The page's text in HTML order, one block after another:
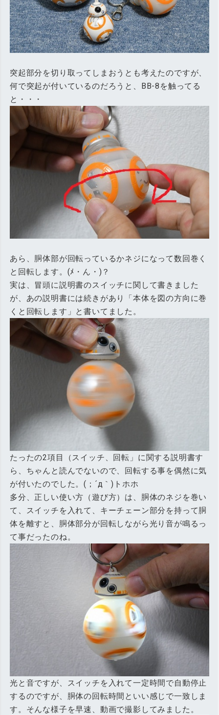
突起部分を切り取ってしまおうとも考えたのですが、
何で突起が付いているのだろうと、BB-8を触ってる
と・・・
あら、胴体部が回転っているかネジになって数回巻く
と回転します。(ﾒ・ん・)？
実は、冒頭に説明書のスイッチに関して書きました
が、あの説明書には続きがあり「本体を図の方向に巻
くと回転します」と書いてました。
たったの2項目（スイッチ、回転」に関する説明書す
ら、ちゃんと読んでないので、回転する事を偶然に気
が付いたのでした。(；´д｀)トホホ
多分、正しい使い方（遊び方）は、胴体のネジを巻い
て、スイッチを入れて、キーチェーン部分を持って胴
体を離すと、胴体部分が回転しながら光り音が鳴るっ
て事だったのね。
光と音ですが、スイッチを入れて一定時間で自動停止
するのですが、胴体の回転時間といい感じで一致しま
す。そんな様子を早速、動画で撮影してみました。